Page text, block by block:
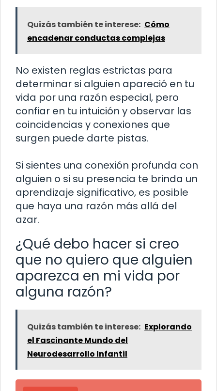
Quizás también te interese: Cómo
encadenar conductas complejas
No existen reglas estrictas para
determinar si alguien apareció en tu
vida por una razón especial, pero
confiar en tu intuición y observar las
coincidencias y conexiones que
surgen puede darte pistas.
Si sientes una conexión profunda con
alguien o si su presencia te brinda un
aprendizaje significativo, es posible
que haya una razón más allá del
azar.
¿Qué debo hacer si creo
que no quiero que alguien
aparezca en mi vida por
alguna razón?
Quizás también te interese: Explorando
el Fascinante Mundo del
Neurodesarrollo Infantil